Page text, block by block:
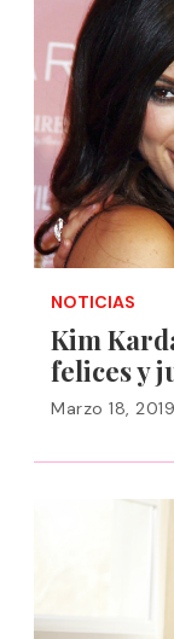
NOTICIAS
Kim
felices y
Marzo 18, 2019